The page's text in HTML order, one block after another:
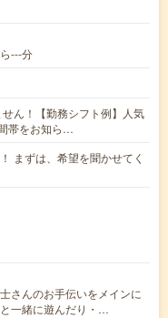
---分
ん！【勤務シフト例】人気
帯をお知ら…
まずは、希望を聞かせてく
さんのお手伝いをメインに
一緒に遊んだり・…